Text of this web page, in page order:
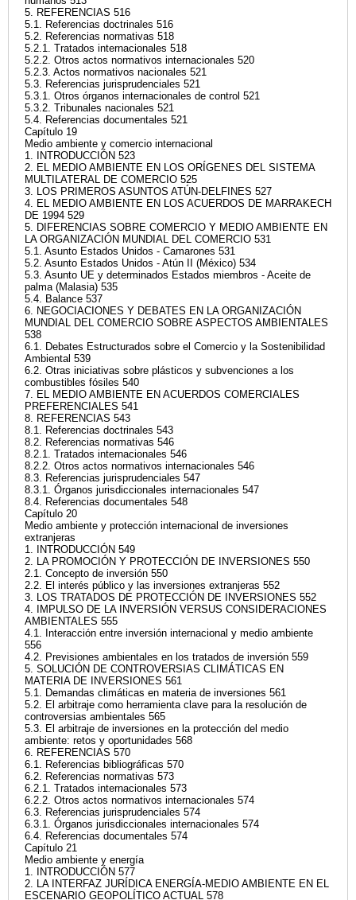
5. REFERENCIAS 516
5.1. Referencias doctrinales 516
5.2. Referencias normativas 518
5.2.1. Tratados internacionales 518
5.2.2. Otros actos normativos internacionales 520
5.2.3. Actos normativos nacionales 521
5.3. Referencias jurisprudenciales 521
5.3.1. Otros órganos internacionales de control 521
5.3.2. Tribunales nacionales 521
5.4. Referencias documentales 521
Capítulo 19
Medio ambiente y comercio internacional
1. INTRODUCCIÓN 523
2. EL MEDIO AMBIENTE EN LOS ORÍGENES DEL SISTEMA
MULTILATERAL DE COMERCIO 525
3. LOS PRIMEROS ASUNTOS ATÚN-DELFINES 527
4. EL MEDIO AMBIENTE EN LOS ACUERDOS DE MARRAKECH
DE 1994 529
5. DIFERENCIAS SOBRE COMERCIO Y MEDIO AMBIENTE EN
LA ORGANIZACIÓN MUNDIAL DEL COMERCIO 531
5.1. Asunto Estados Unidos - Camarones 531
5.2. Asunto Estados Unidos - Atún II (México) 534
5.3. Asunto UE y determinados Estados miembros - Aceite de
palma (Malasia) 535
5.4. Balance 537
6. NEGOCIACIONES Y DEBATES EN LA ORGANIZACIÓN
MUNDIAL DEL COMERCIO SOBRE ASPECTOS AMBIENTALES
538
6.1. Debates Estructurados sobre el Comercio y la Sostenibilidad
Ambiental 539
6.2. Otras iniciativas sobre plásticos y subvenciones a los
combustibles fósiles 540
7. EL MEDIO AMBIENTE EN ACUERDOS COMERCIALES
PREFERENCIALES 541
8. REFERENCIAS 543
8.1. Referencias doctrinales 543
8.2. Referencias normativas 546
8.2.1. Tratados internacionales 546
8.2.2. Otros actos normativos internacionales 546
8.3. Referencias jurisprudenciales 547
8.3.1. Órganos jurisdiccionales internacionales 547
8.4. Referencias documentales 548
Capítulo 20
Medio ambiente y protección internacional de inversiones
extranjeras
1. INTRODUCCIÓN 549
2. LA PROMOCIÓN Y PROTECCIÓN DE INVERSIONES 550
2.1. Concepto de inversión 550
2.2. El interés público y las inversiones extranjeras 552
3. LOS TRATADOS DE PROTECCIÓN DE INVERSIONES 552
4. IMPULSO DE LA INVERSIÓN VERSUS CONSIDERACIONES
AMBIENTALES 555
4.1. Interacción entre inversión internacional y medio ambiente
556
4.2. Previsiones ambientales en los tratados de inversión 559
5. SOLUCIÓN DE CONTROVERSIAS CLIMÁTICAS EN
MATERIA DE INVERSIONES 561
5.1. Demandas climáticas en materia de inversiones 561
5.2. El arbitraje como herramienta clave para la resolución de
controversias ambientales 565
5.3. El arbitraje de inversiones en la protección del medio
ambiente: retos y oportunidades 568
6. REFERENCIAS 570
6.1. Referencias bibliográficas 570
6.2. Referencias normativas 573
6.2.1. Tratados internacionales 573
6.2.2. Otros actos normativos internacionales 574
6.3. Referencias jurisprudenciales 574
6.3.1. Órganos jurisdiccionales internacionales 574
6.4. Referencias documentales 574
Capítulo 21
Medio ambiente y energía
1. INTRODUCCIÓN 577
2. LA INTERFAZ JURÍDICA ENERGÍA-MEDIO AMBIENTE EN EL
ESCENARIO GEOPOLÍTICO ACTUAL 578